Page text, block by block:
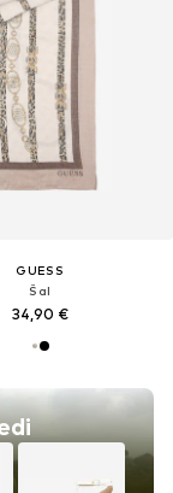
GUESS
Šal
34,90 €